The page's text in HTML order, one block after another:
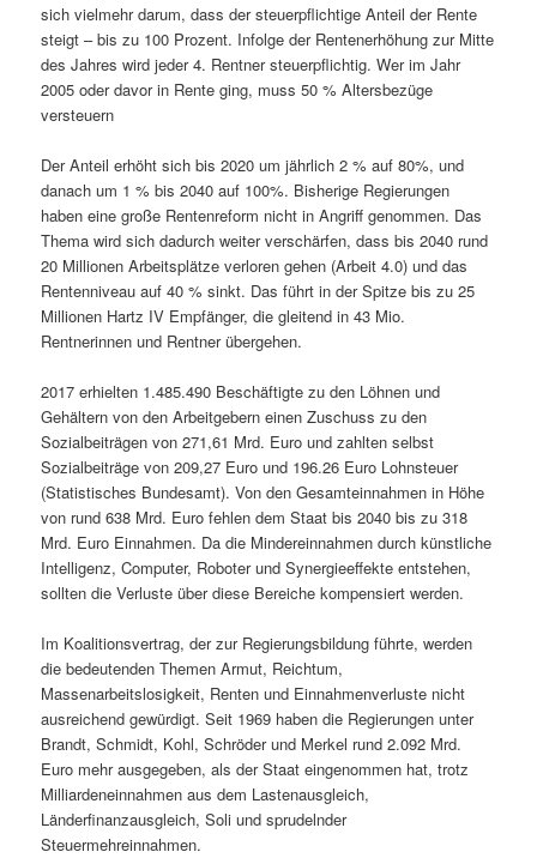
sich vielmehr darum, dass der steuerpflichtige Anteil der Rente
steigt – bis zu 100 Prozent. Infolge der Rentenerhöhung zur Mitte
des Jahres wird jeder 4. Rentner steuerpflichtig. Wer im Jahr
2005 oder davor in Rente ging, muss 50 % Altersbezüge
versteuern
Der Anteil erhöht sich bis 2020 um jährlich 2 % auf 80%, und
danach um 1 % bis 2040 auf 100%. Bisherige Regierungen
haben eine große Rentenreform nicht in Angriff genommen. Das
Thema wird sich dadurch weiter verschärfen, dass bis 2040 rund
20 Millionen Arbeitsplätze verloren gehen (Arbeit 4.0) und das
Rentenniveau auf 40 % sinkt. Das führt in der Spitze bis zu 25
Millionen Hartz IV Empfänger, die gleitend in 43 Mio.
Rentnerinnen und Rentner übergehen.
2017 erhielten 1.485.490 Beschäftigte zu den Löhnen und
Gehältern von den Arbeitgebern einen Zuschuss zu den
Sozialbeiträgen von 271,61 Mrd. Euro und zahlten selbst
Sozialbeiträge von 209,27 Euro und 196.26 Euro Lohnsteuer
(Statistisches Bundesamt). Von den Gesamteinnahmen in Höhe
von rund 638 Mrd. Euro fehlen dem Staat bis 2040 bis zu 318
Mrd. Euro Einnahmen. Da die Mindereinnahmen durch künstliche
Intelligenz, Computer, Roboter und Synergieeffekte entstehen,
sollten die Verluste über diese Bereiche kompensiert werden.
Im Koalitionsvertrag, der zur Regierungsbildung führte, werden
die bedeutenden Themen Armut, Reichtum,
Massenarbeitslosigkeit, Renten und Einnahmenverluste nicht
ausreichend gewürdigt. Seit 1969 haben die Regierungen unter
Brandt, Schmidt, Kohl, Schröder und Merkel rund 2.092 Mrd.
Euro mehr ausgegeben, als der Staat eingenommen hat, trotz
Milliardeneinnahmen aus dem Lastenausgleich,
Länderfinanzausgleich, Soli und sprudelnder
Steuermehreinnahmen.